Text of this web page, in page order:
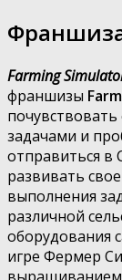
Farming
франшизы
задачами и
отправиться
развивать
выполнения
различной
оборудования
игре Фермер